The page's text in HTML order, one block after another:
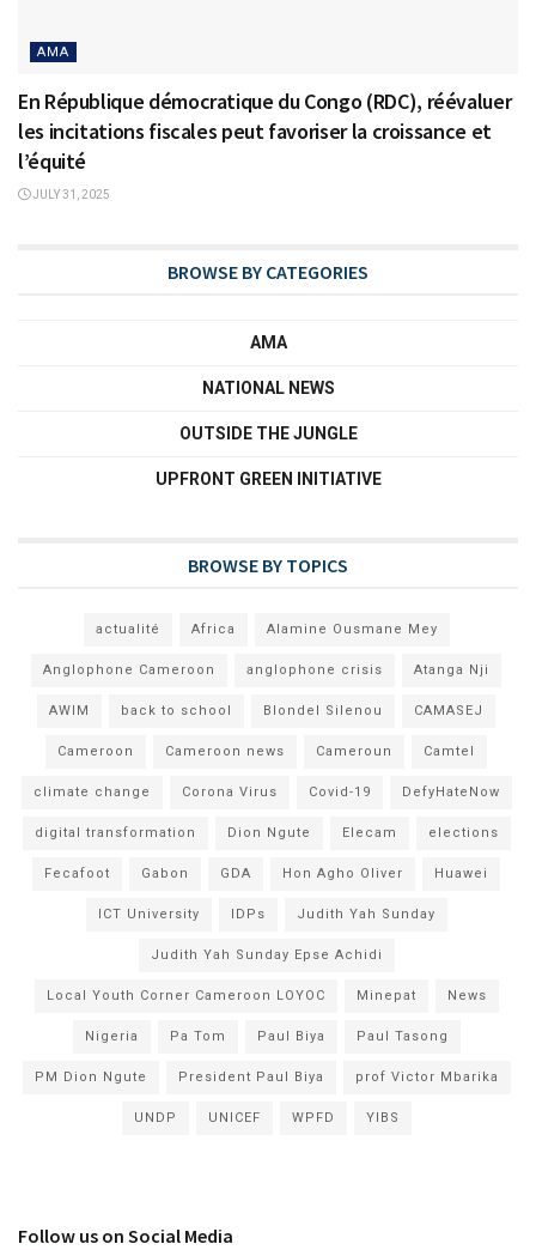
AMA
En République démocratique du Congo (RDC), réévaluer
les incitations fiscales peut favoriser la croissance et
l’équité
JULY 31, 2025
BROWSE BY CATEGORIES
AMA
NATIONAL NEWS
OUTSIDE THE JUNGLE
UPFRONT GREEN INITIATIVE
BROWSE BY TOPICS
actualité Africa Alamine Ousmane Mey
Anglophone Cameroon anglophone crisis Atanga Nji
AWIM back to school Blondel Silenou CAMASEJ
Cameroon Cameroon news Cameroun Camtel
climate change Corona Virus Covid-19 DefyHateNow
digital transformation Dion Ngute Elecam elections
Fecafoot Gabon GDA Hon Agho Oliver Huawei
ICT University IDPs Judith Yah Sunday
Judith Yah Sunday Epse Achidi
Local Youth Corner Cameroon LOYOC Minepat News
Nigeria Pa Tom Paul Biya Paul Tasong
PM Dion Ngute President Paul Biya prof Victor Mbarika
UNDP UNICEF WPFD YIBS
Follow us on Social Media